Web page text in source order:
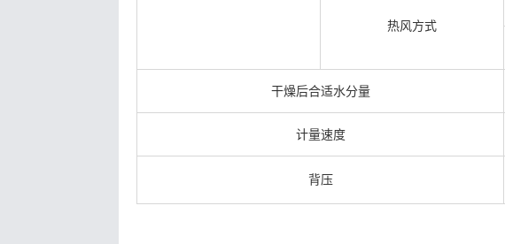
热风方式
干燥后合适水分量
计量速度
背压